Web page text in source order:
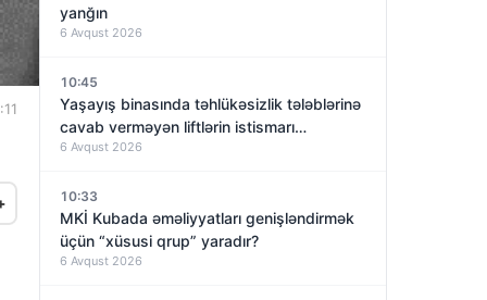
yanğın
6 Avqust 2026
10:45
Yaşayış binasında təhlükəsizlik tələblərinə
cavab verməyən liftlərin istismarı
dayandırıldı – VİDEO
6 Avqust 2026
10:33
MKİ Kubada əməliyyatları genişləndirmək
üçün “xüsusi qrup” yaradır?
6 Avqust 2026